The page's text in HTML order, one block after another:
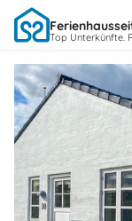
Top Unterkünfte.